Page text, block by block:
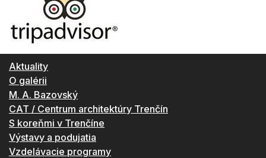
Aktuality
O galérii
M. A. Bazovský
CAT / Centrum architektúry Trenčín
S koreňmi v Trenčíne
Výstavy a podujatia
Vzdelávacie programy